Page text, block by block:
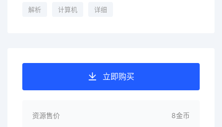
解析 计算机 详细
立即购买
资源售价 8金币